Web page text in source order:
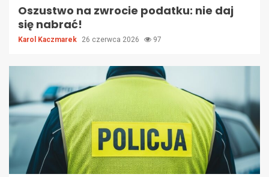
Oszustwo na zwrocie podatku: nie daj
się nabrać!
Karol Kaczmarek 26 czerwca 2026 97